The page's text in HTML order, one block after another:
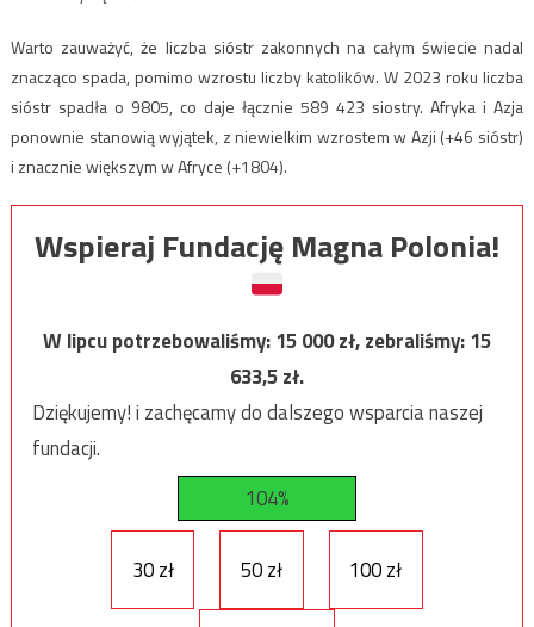
Warto zauważyć, że liczba sióstr zakonnych na całym świecie nadal
znacząco spada, pomimo wzrostu liczby katolików. W 2023 roku liczba
sióstr spadła o 9805, co daje łącznie 589 423 siostry. Afryka i Azja
ponownie stanowią wyjątek, z niewielkim wzrostem w Azji (+46 sióstr)
i znacznie większym w Afryce (+1804).
Wspieraj Fundację Magna Polonia!
W lipcu potrzebowaliśmy:15 000zł, zebraliśmy:15
633,5zł.
Dziękujemy! i zachęcamy do dalszego wsparcia naszej
fundacji.
104%
30 zł 50 zł 100 zł